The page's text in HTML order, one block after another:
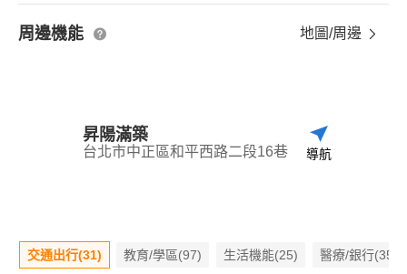
周邊機能 地圖/周邊
昇陽滿築
台北市中正區和平西路二段16巷 導航
交通出行(31) 教育/學區(97) 生活機能(25) 醫療/銀行(35)